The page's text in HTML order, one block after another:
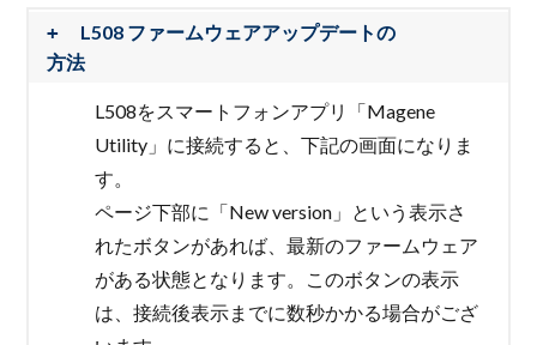
L508 ファームウェアアップデートの
方法
L508をスマートフォンアプリ「Magene
Utility」に接続すると、下記の画面になりま
す。
ページ下部に「New version」という表示さ
れたボタンがあれば、最新のファームウェア
がある状態となります。このボタンの表示
は、接続後表示までに数秒かかる場合がござ